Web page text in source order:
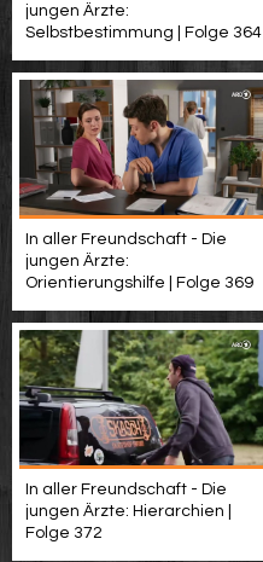
jungen Ärzte:
Selbstbestimmung | Folge 364
In aller Freundschaft - Die
jungen Ärzte:
Orientierungshilfe | Folge 369
In aller Freundschaft - Die
jungen Ärzte: Hierarchien |
Folge 372